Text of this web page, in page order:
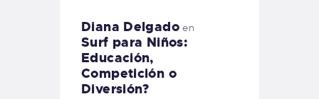
Diana Delgadoen
Surf para Niños:
Educación,
Competición o
Diversión?